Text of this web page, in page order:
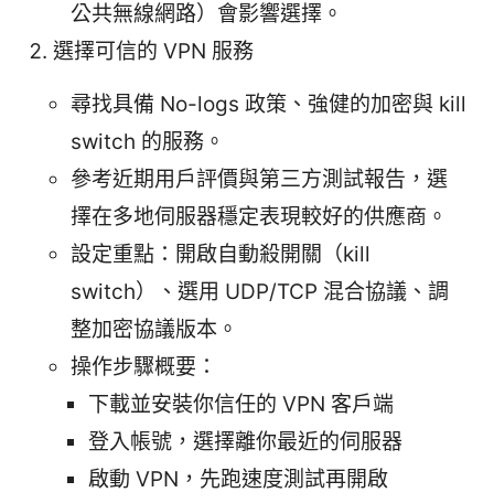
公共無線網路）會影響選擇。
選擇可信的 VPN 服務
尋找具備 No-logs 政策、強健的加密與 kill
switch 的服務。
參考近期用戶評價與第三方測試報告，選
擇在多地伺服器穩定表現較好的供應商。
設定重點：開啟自動殺開關（kill
switch）、選用 UDP/TCP 混合協議、調
整加密協議版本。
操作步驟概要：
下載並安裝你信任的 VPN 客戶端
登入帳號，選擇離你最近的伺服器
啟動 VPN，先跑速度測試再開啟